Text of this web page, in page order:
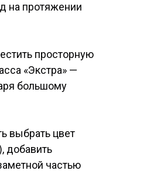
на протяжении
просторную
«Экстра» —
большому
выбрать цвет
добавить
частью